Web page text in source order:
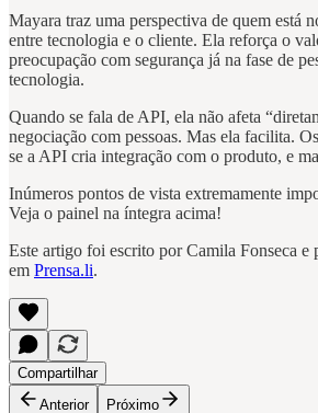
Mayara traz uma perspectiva de quem está
entre tecnologia e o cliente. Ela reforça o
preocupação com segurança já na fase de
tecnologia.
Quando se fala de API, ela não afeta
negociação com pessoas. Mas ela facilita.
se a API cria integração com o produto, e
Inúmeros pontos de vista extremamente
Veja o painel na íntegra acima!
Este artigo foi escrito por Camila Fonseca
em Prensa.li.
Compartilhar
Anterior
Próximo